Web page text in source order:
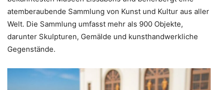
atemberaubende Sammlung von Kunst und Kultur aus aller
Welt. Die Sammlung umfasst mehr als 900 Objekte,
darunter Skulpturen, Gemälde und kunsthandwerkliche
Gegenstände.